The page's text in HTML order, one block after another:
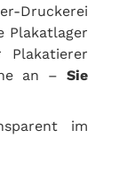
Druckerei
Plakatlager
an – Sie
im